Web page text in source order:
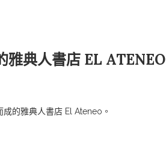
雅典人書店 EL ATENEO
的雅典人書店 El Ateneo。